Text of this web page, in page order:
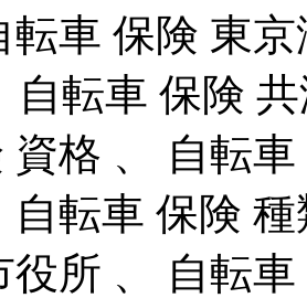
転車 保険 東
自転車 保険
資格 、 自転
自転車 保険
役所 、 自転